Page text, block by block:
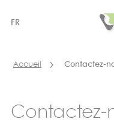
FR
Accueil Contactez-
Contactez-